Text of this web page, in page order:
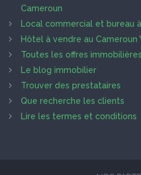
Cameroun
Local commercial et bureau
Hôtel à vendre au Cameroun
Toutes les offres immobilières
Le blog immobilier
Trouver des prestataires
Que recherche les clients
Lire les termes et conditions